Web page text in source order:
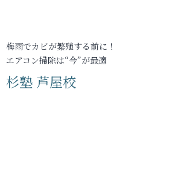
梅雨でカビが繁殖する前に！
エアコン掃除は“今”が最適
杉塾 芦屋校